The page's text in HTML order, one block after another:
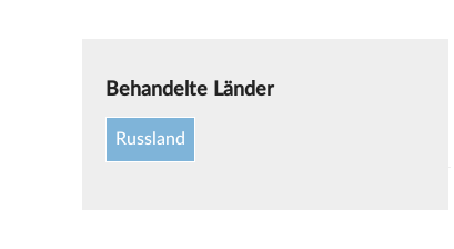
Behandelte Länder
Russland